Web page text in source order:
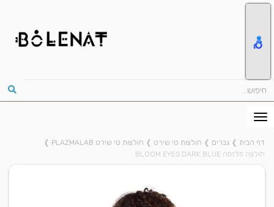
דף הבית ❱ גברים ❱ חולצות טי שירט ❱ חולצות טי שירט PLAZMALAB
❱
חולצה פלזמה BLOOM EYES DARK BLUE